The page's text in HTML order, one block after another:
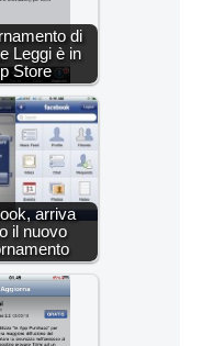
di
Leggi è in
Store
arriva
il nuovo